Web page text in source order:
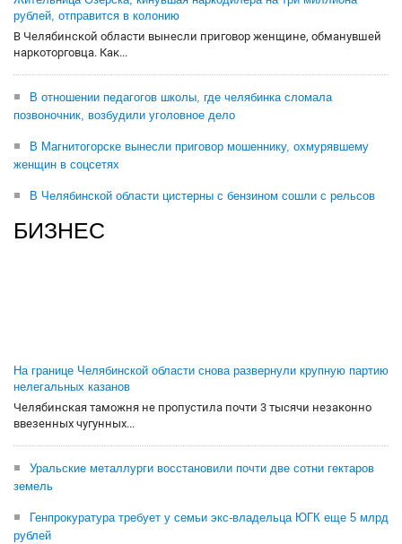
рублей, отправится в колонию
В Челябинской области вынесли приговор женщине, обманувшей
наркоторговца. Как...
В отношении педагогов школы, где челябинка сломала
позвоночник, возбудили уголовное дело
В Магнитогорске вынесли приговор мошеннику, охмурявшему
женщин в соцсетях
В Челябинской области цистерны с бензином сошли с рельсов
БИЗНЕС
На границе Челябинской области снова развернули крупную партию
нелегальных казанов
Челябинская таможня не пропустила почти 3 тысячи незаконно
ввезенных чугунных...
Уральские металлурги восстановили почти две сотни гектаров
земель
Генпрокуратура требует у семьи экс-владельца ЮГК еще 5 млрд
рублей